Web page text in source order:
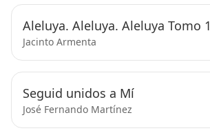
Aleluya. Aleluya. Aleluya Tomo 1
Jacinto Armenta
Seguid unidos a Mí
José Fernando Martínez